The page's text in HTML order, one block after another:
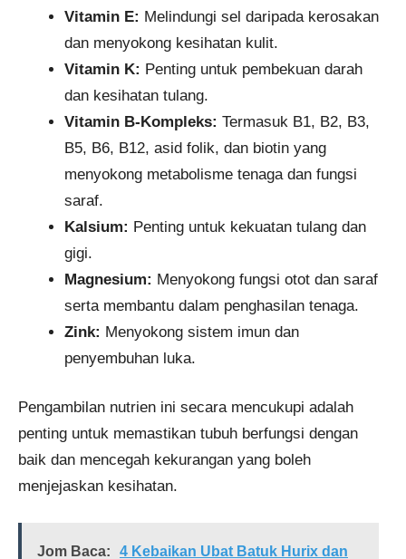
Vitamin E: Melindungi sel daripada kerosakan
dan menyokong kesihatan kulit.
Vitamin K: Penting untuk pembekuan darah
dan kesihatan tulang.
Vitamin B-Kompleks: Termasuk B1, B2, B3,
B5, B6, B12, asid folik, dan biotin yang
menyokong metabolisme tenaga dan fungsi
saraf.
Kalsium: Penting untuk kekuatan tulang dan
gigi.
Magnesium: Menyokong fungsi otot dan saraf
serta membantu dalam penghasilan tenaga.
Zink: Menyokong sistem imun dan
penyembuhan luka.
Pengambilan nutrien ini secara mencukupi adalah
penting untuk memastikan tubuh berfungsi dengan
baik dan mencegah kekurangan yang boleh
menjejaskan kesihatan.
Jom Baca: 4 Kebaikan Ubat Batuk Hurix dan